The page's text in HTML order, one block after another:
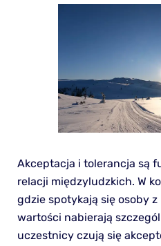
Akceptacja i tolerancja są
relacji międzyludzkich. W
gdzie spotykają się osoby
wartości nabierają
uczestnicy czują się